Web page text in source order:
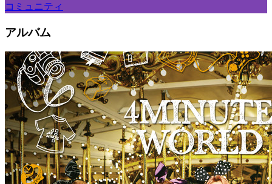
コミュニティ
アルバム